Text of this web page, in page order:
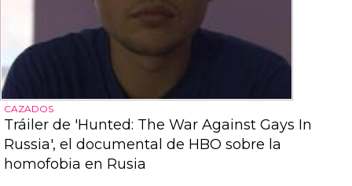
CAZADOS
Tráiler de 'Hunted: The War Against Gays In
Russia', el documental de HBO sobre la
homofobia en Rusia